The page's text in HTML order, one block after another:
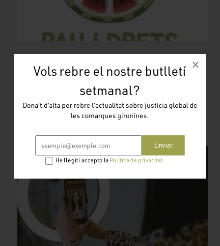
Vols rebre el nostre butlletí
setmanal?
Dona’t d’alta per rebre l’actualitat sobre justícia global de
les comarques gironines.
Enviar
He llegit i accepto la Política de privacitat
×
Recurs del CeDRe del mes de setembre de 2025
Parlem i denunciem el genocidi a Palestina. Recursos per
saber-ne més.
Llegir més